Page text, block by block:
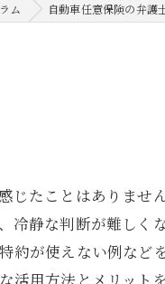
ム 自動車任意保険の弁護
たことはありませ
冷静な判断が難しく
約が使えない例など
用方法とメリット